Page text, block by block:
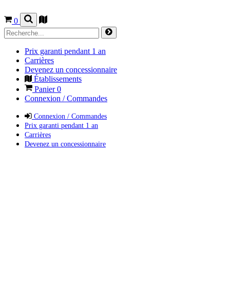
0
Prix garanti pendant 1 an
Carrières
Devenez un concessionnaire
Établissements
Panier0
Connexion / Commandes
Connexion / Commandes
Prix garanti pendant 1 an
Carrières
Devenez un concessionnaire